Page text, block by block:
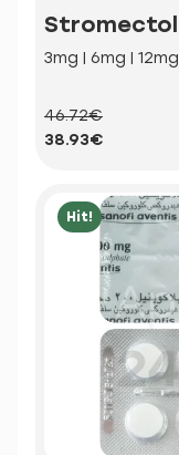
Stromectol
3mg | 6mg | 12mg
46.72€
38.93€
Hit!